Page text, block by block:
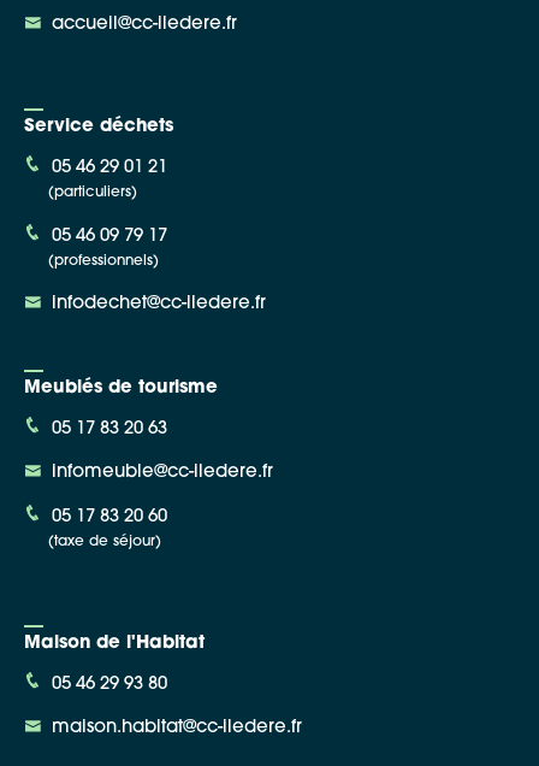
accueil@cc-iledere.fr
Service déchets
05 46 29 01 21
(particuliers)
05 46 09 79 17
(professionnels)
infodechet@cc-iledere.fr
Meublés de tourisme
05 17 83 20 63
infomeuble@cc-iledere.fr
05 17 83 20 60
(taxe de séjour)
Maison de l'Habitat
05 46 29 93 80
maison.habitat@cc-iledere.fr